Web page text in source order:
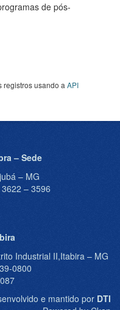
de pós-
registros usando a API
– Sede
– MG
– 3596
Industrial II,Itabira – MG
0800
e mantido por DTI